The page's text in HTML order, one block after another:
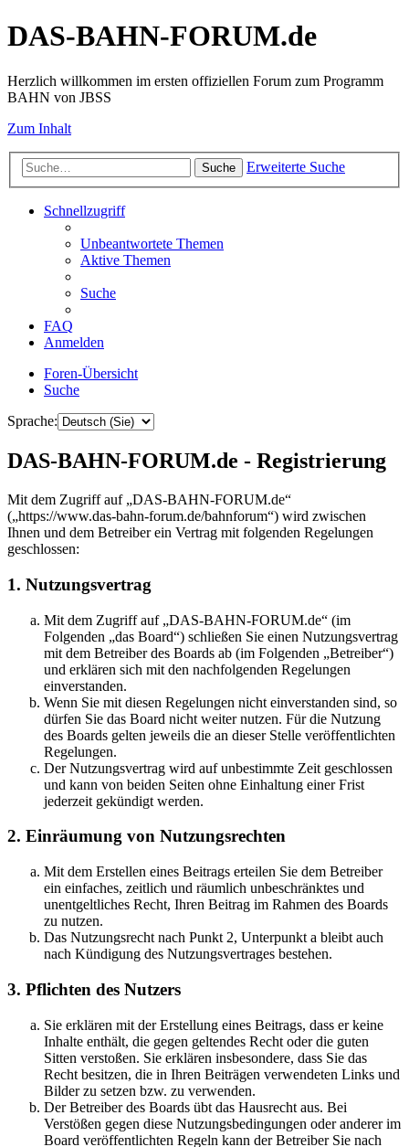
DAS-BAHN-FORUM.de
Herzlich willkommen im ersten offiziellen Forum zum Programm
BAHN von JBSS
Zum Inhalt
Suche Erweiterte Suche
Schnellzugriff
Unbeantwortete Themen
Aktive Themen
Suche
FAQ
Anmelden
Foren-Übersicht
Suche
Sprache:
DAS-BAHN-FORUM.de - Registrierung
Mit dem Zugriff auf „DAS-BAHN-FORUM.de“
(„https://www.das-bahn-forum.de/bahnforum“) wird zwischen
Ihnen und dem Betreiber ein Vertrag mit folgenden Regelungen
geschlossen:
1. Nutzungsvertrag
Mit dem Zugriff auf „DAS-BAHN-FORUM.de“ (im
Folgenden „das Board“) schließen Sie einen Nutzungsvertrag
mit dem Betreiber des Boards ab (im Folgenden „Betreiber“)
und erklären sich mit den nachfolgenden Regelungen
einverstanden.
Wenn Sie mit diesen Regelungen nicht einverstanden sind, so
dürfen Sie das Board nicht weiter nutzen. Für die Nutzung
des Boards gelten jeweils die an dieser Stelle veröffentlichten
Regelungen.
Der Nutzungsvertrag wird auf unbestimmte Zeit geschlossen
und kann von beiden Seiten ohne Einhaltung einer Frist
jederzeit gekündigt werden.
2. Einräumung von Nutzungsrechten
Mit dem Erstellen eines Beitrags erteilen Sie dem Betreiber
ein einfaches, zeitlich und räumlich unbeschränktes und
unentgeltliches Recht, Ihren Beitrag im Rahmen des Boards
zu nutzen.
Das Nutzungsrecht nach Punkt 2, Unterpunkt a bleibt auch
nach Kündigung des Nutzungsvertrages bestehen.
3. Pflichten des Nutzers
Sie erklären mit der Erstellung eines Beitrags, dass er keine
Inhalte enthält, die gegen geltendes Recht oder die guten
Sitten verstoßen. Sie erklären insbesondere, dass Sie das
Recht besitzen, die in Ihren Beiträgen verwendeten Links und
Bilder zu setzen bzw. zu verwenden.
Der Betreiber des Boards übt das Hausrecht aus. Bei
Verstößen gegen diese Nutzungsbedingungen oder anderer im
Board veröffentlichten Regeln kann der Betreiber Sie nach